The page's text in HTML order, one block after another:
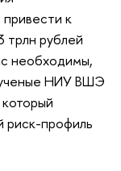
к
трлн рублей
необходимы,
ученые НИУ ВШЭ
риск-профиль